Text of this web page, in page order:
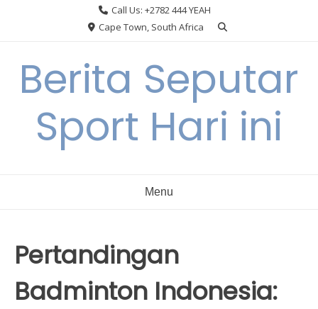
Call Us: +2782 444 YEAH
Cape Town, South Africa
Berita Seputar
Sport Hari ini
Menu
Pertandingan
Badminton Indonesia: